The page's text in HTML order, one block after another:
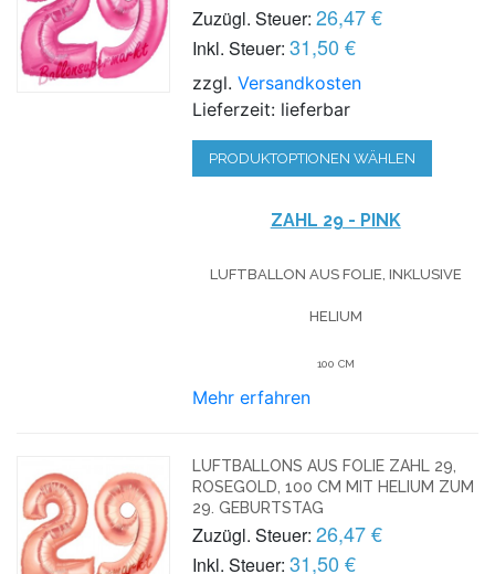
Zuzügl. Steuer: 26,47 €
Inkl. Steuer: 31,50 €
zzgl.Versandkosten
Lieferzeit: lieferbar
PRODUKTOPTIONEN WÄHLEN
ZAHL 29 - PINK
LUFTBALLON AUS FOLIE, INKLUSIVE
HELIUM
100 CM
Mehr erfahren
LUFTBALLONS AUS FOLIE ZAHL 29,
ROSEGOLD, 100 CM MIT HELIUM ZUM
29. GEBURTSTAG
Zuzügl. Steuer: 26,47 €
Inkl. Steuer: 31,50 €